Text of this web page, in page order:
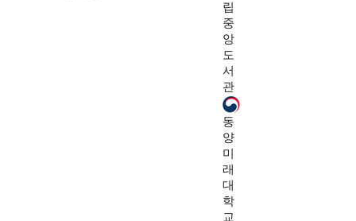
립
중
앙
도
서
관
동
양
미
래
대
학
교